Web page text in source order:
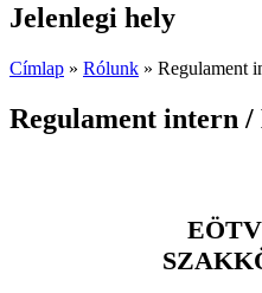
Jelenlegi hely
Címlap » Rólunk » Regulament
Regulament intern /